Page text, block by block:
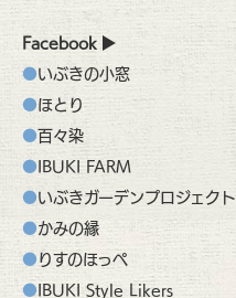
Facebook
いぶきの小窓
ほとり
百々染
IBUKI FARM
いぶきガーデンプロジェクト
かみの縁
りすのほっぺ
IBUKI Style Likers